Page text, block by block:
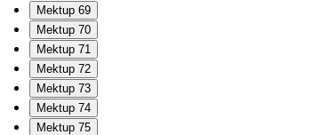
Mektup 69
Mektup 70
Mektup 71
Mektup 72
Mektup 73
Mektup 74
Mektup 75